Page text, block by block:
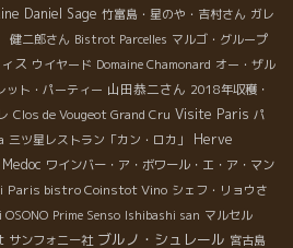
Daniel Sage 竹富島・星のや・吉村さん ガレ
二郎さん Bistrot Parcelles マルゴ・グループ
ス ウイヤード Domaine Chamonard オー・ザル
ット・パーティー 山田恭二さん 2018年収穫・
Clos de Vougeot Grand Cru Visite Paris パ
三ツ星レストラン「カン・ロカ」
Herve
Medoc ワインバー・ア・ボワール・エ・ア・マン
Paris bistro Coinstot Vino シェフ・リョウさ
Prime Senso Ishibashi san マルセル
サンフォニー社 ブルノ・シュレール 宮古島